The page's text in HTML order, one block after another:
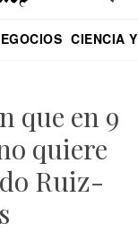
CIENCIA
que en 9
quiere
Ruiz-